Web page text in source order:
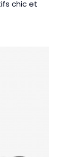
chic et